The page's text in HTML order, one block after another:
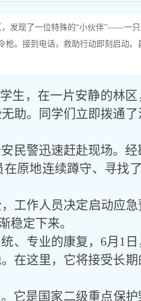
发现了一位特殊的“小伙伴”——一
。接到电话，救助行动即刻启动
生，在一片安静的林
助。同学们立即拨通
民警迅速赶赴现场。
原地连续蹲守、寻找
工作人员决定启动应
稳定下来。
、专业的康复， 6月1
在这里，它将接受长
。它是国家二级重点保